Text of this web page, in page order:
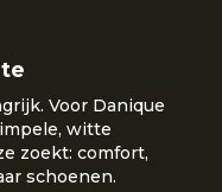
Voor Danique
witte
zoekt: comfort,
schoenen.